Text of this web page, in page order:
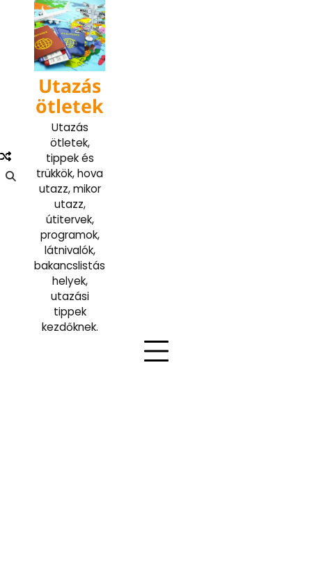
content
Utazás
ötletek
Utazás
ötletek,
tippek és
trükkök, hova
utazz, mikor
utazz,
útitervek,
programok,
látnivalók,
bakancslistás
helyek,
utazási
tippek
kezdőknek.